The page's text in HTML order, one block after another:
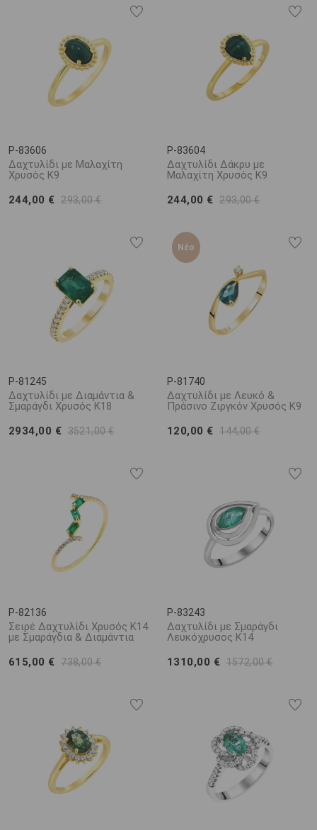
P-83606
Δαχτυλίδι με Μαλαχίτη
Χρυσός K9
244,00 € 293,00 €
P-83604
Δαχτυλίδι Δάκρυ με
Μαλαχίτη Χρυσός K9
244,00 € 293,00 €
P-81245
Δαχτυλίδι με Διαμάντια &
Σμαράγδι Χρυσός K18
2934,00 € 3521,00 €
Νέο
P-81740
Δαχτυλίδι με Λευκό &
Πράσινο Ζιργκόν Χρυσός Κ9
120,00 € 144,00 €
P-82136
Σειρέ Δαχτυλίδι Χρυσός K14
με Σμαράγδια & Διαμάντια
615,00 € 738,00 €
P-83243
Δαχτυλίδι με Σμαράγδι
Λευκόχρυσος K14
1310,00 € 1572,00 €